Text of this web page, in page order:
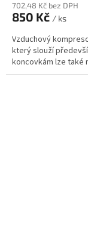
702,48 Kč bez DPH
850 Kč / ks
Vzduchový
který slouží
koncovkám lze také